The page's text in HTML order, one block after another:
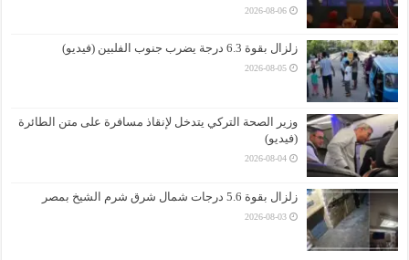
2026-08-06
زلزال بقوة 6.3 درجة يضرب جنوب الفلبين (فيديو)
2026-08-05
وزير الصحة التركي يتدخل لإنقاذ مسافرة على متن الطائرة
(فيديو)
2026-08-04
زلزال بقوة 5.6 درجات شمال شرق شرم الشيخ بمصر
2026-08-03